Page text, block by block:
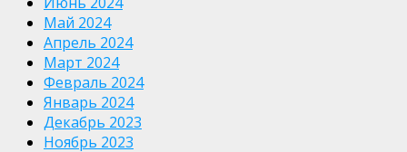
Май 2024
Апрель 2024
Март 2024
Февраль 2024
Январь 2024
Декабрь 2023
Ноябрь 2023